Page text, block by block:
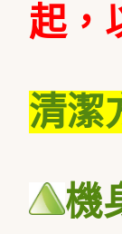
起，
清潔
機